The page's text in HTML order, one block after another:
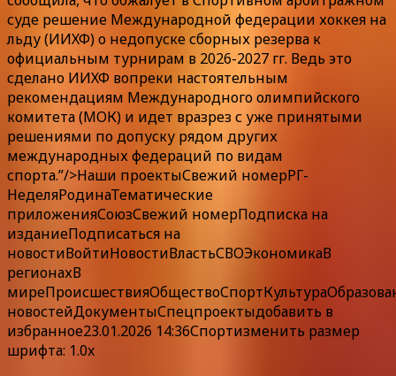
суде решение Международной федерации хоккея на
льду (ИИХФ) о недопуске сборных резерва к
официальным турнирам в 2026-2027 гг. Ведь это
сделано ИИХФ вопреки настоятельным
рекомендациям Международного олимпийского
комитета (МОК) и идет вразрез с уже принятыми
решениями по допуску рядом других
международных федераций по видам
спорта.”/>Наши проектыСвежий номерРГ-
НеделяРодинаТематические
приложенияСоюзСвежий номерПодписка на
изданиеПодписаться на
новостиВойтиНовостиВластьСВОЭкономикаВ
регионахВ
миреПроисшествияОбществоСпортКультура
новостейДокументыСпецпроектыдобавить в
избранное23.01.2026 14:36Спортизменить размер
шрифта: 1.0x